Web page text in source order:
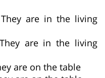
are in the living
are in the living
are on the table